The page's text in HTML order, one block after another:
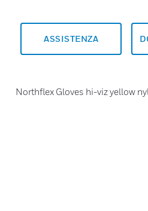
ASSISTENZA
Northflex Gloves hi-viz yellow